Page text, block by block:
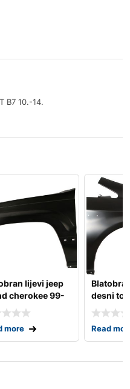
B7 10.-14.
lijevi jeep
cherokee 99-
more
desni
xw30
Read